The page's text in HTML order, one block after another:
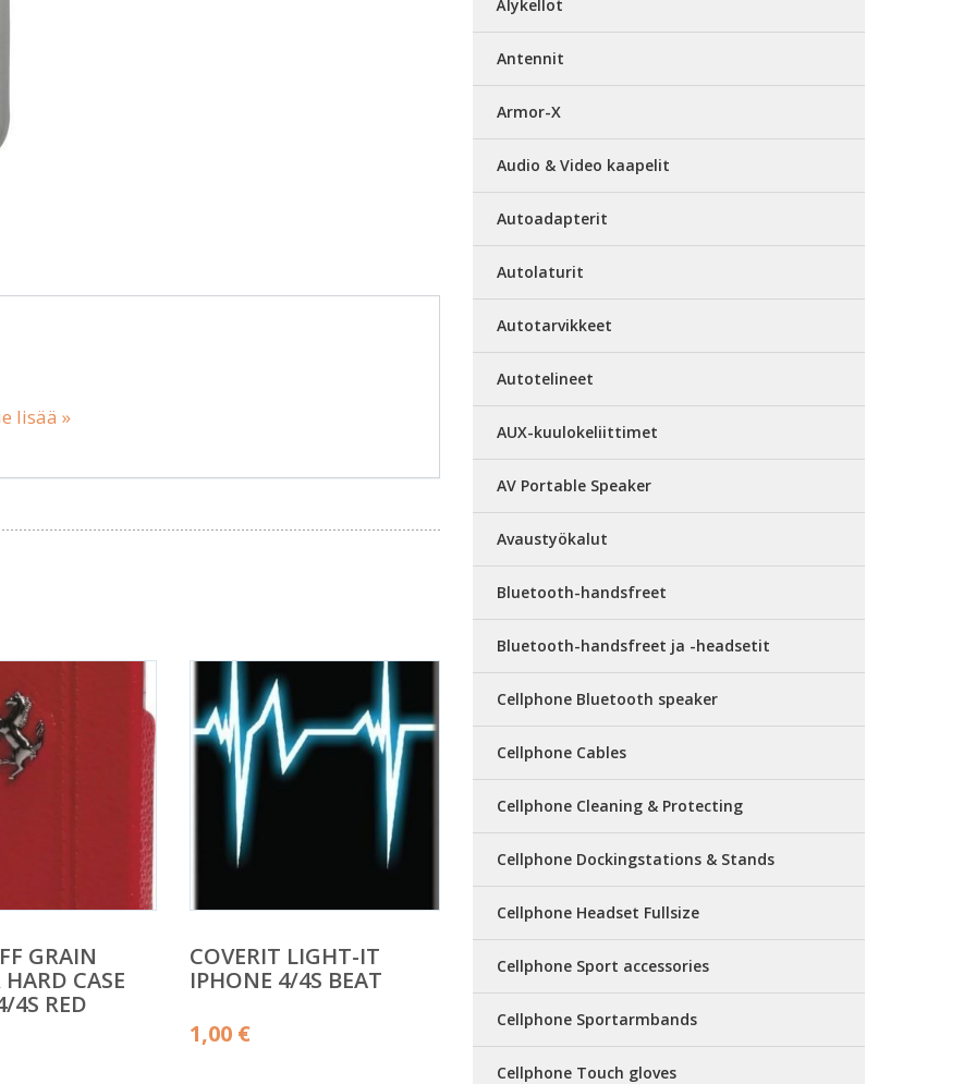
lisää »
GRAIN
CASE
4S RED
COVERIT LIGHT-IT
IPHONE 4/4S BEAT
1,00 €
Älykellot
Antennit
Armor-X
Audio & Video kaapelit
Autoadapterit
Autolaturit
Autotarvikkeet
Autotelineet
AUX-kuulokeliittimet
AV Portable Speaker
Avaustyökalut
Bluetooth-handsfreet
Bluetooth-handsfreet ja -headsetit
Cellphone Bluetooth speaker
Cellphone Cables
Cellphone Cleaning & Protecting
Cellphone Dockingstations & Stands
Cellphone Headset Fullsize
Cellphone Sport accessories
Cellphone Sportarmbands
Cellphone Touch gloves